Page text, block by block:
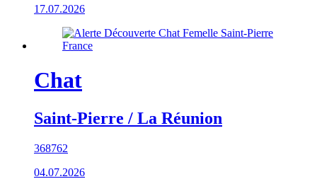
17.07.2026
Chat
Saint-Pierre / La Réunion
368762
04.07.2026